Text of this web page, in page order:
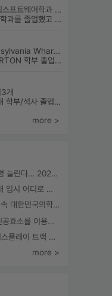
홍익대학교 게임스프트웨어학과 외2개
게임소프트웨어학과를 졸업했고 학부에대한 설명과 진로에대해서 알려드릴수 ...
Univ. of Pennsylvania Wharton(Finance) 외2개
UPENN WHARTON 학부 졸업 / 전략컨설팅사 근무 / HBS MBA 재학 중 ...
개
Welcome! 국내 학부/석사 졸업하고 미국에서 박사과정 재학중입니다. ...
more >
의대 정원, 19년 만에 2000명 늘린다… 2025년 입시부터 적용
[단독] 2028개편 이후 서울대 입시 어디로 갈까.. ‘정시40% 폐지 추진’
고려대학교 의과대학, 4년 연속 대한민국의학한림원 정회원 최다 배출 外
연세대학교 신종식 교수팀, 인공효소를 이용한 아민의 키랄전환 세계 최초로 성공
성균관대-삼성디스플레이, 디스플레이 트랙 운영 협약 체결
more >